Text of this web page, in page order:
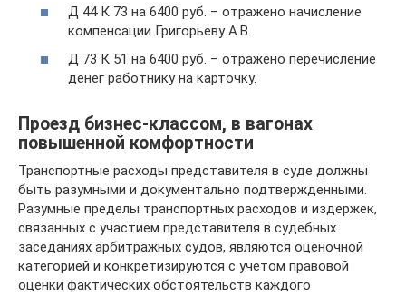
Д 44 К 73 на 6400 руб. – отражено начисление
компенсации Григорьеву А.В.
Д 73 К 51 на 6400 руб. – отражено перечисление
денег работнику на карточку.
Проезд бизнес-классом, в вагонах
повышенной комфортности
Транспортные расходы представителя в суде должны
быть разумными и документально подтвержденными.
Разумные пределы транспортных расходов и издержек,
связанных с участием представителя в судебных
заседаниях арбитражных судов, являются оценочной
категорией и конкретизируются с учетом правовой
оценки фактических обстоятельств каждого